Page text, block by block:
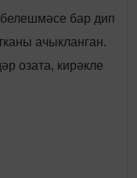
бар дип
ачыкланган.
озата, кирәкле